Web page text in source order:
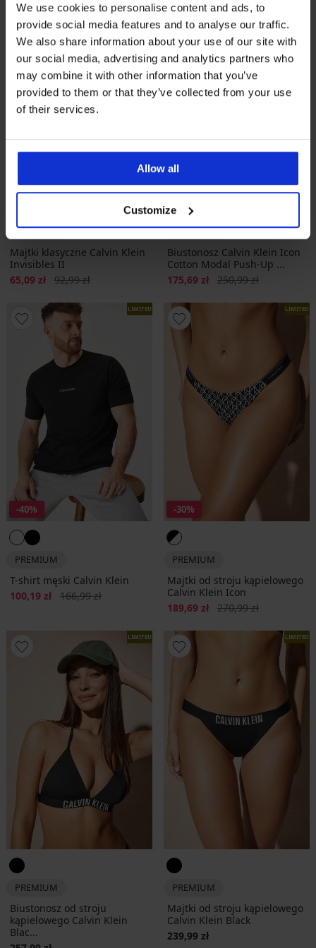
We use cookies to personalise content and ads, to
provide social media features and to analyse our traffic.
We also share information about your use of our site with
our social media, advertising and analytics partners who
may combine it with other information that you’ve
provided to them or that they’ve collected from your use
of their services.
Allow all
Customize
Wyprzedaż
PREMIUM
Majtki klasyczne Calvin Klein
Invisibles II
Zniżka
65,09 zł Pierwotna cena
92,99 zł
PREMIUM
Biustonosz Calvin Klein Icon
Cotton Modal Push-Up ...
Zniżka
175,69 zł Pierwotna cena
250,99 zł
LIMITED
-40%
PREMIUM
T-shirt męski Calvin Klein
Zniżka
100,19 zł Pierwotna cena
166,99 zł
LIMITED
-30%
PREMIUM
Majtki od stroju kąpielowego
Calvin Klein Icon
Zniżka
189,69 zł Pierwotna cena
270,99 zł
LIMITED
PREMIUM
Biustonosz od stroju
kąpielowego Calvin Klein
Blac...
LIMITED
PREMIUM
Majtki od stroju kąpielowego
Calvin Klein Black
239,99 zł